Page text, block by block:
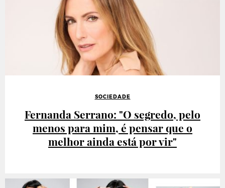
SOCIEDADE
Fernanda Serrano: "O segredo, pelo
menos para mim, é pensar que o
melhor ainda está por vir"